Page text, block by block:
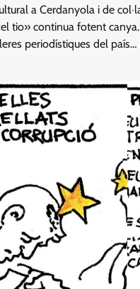
a Cerdanyola i de
tio» continua fotent
periodístiques del